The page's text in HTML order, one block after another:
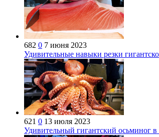
682 0 7 июня 2023
Удивительные навыки резки
621 0 13 июля 2023
Удивительный гигантский осьминог